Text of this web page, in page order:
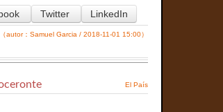
Twitter LinkedIn
（autor：Samuel Garcia / 2018-11-01 15:00）
El País